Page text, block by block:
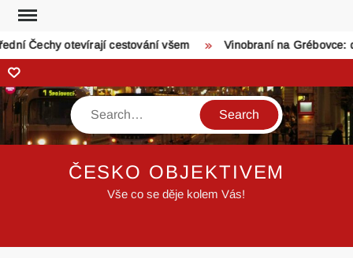
Skip
content
Čechy otevírají cestování všem Vinobraní na Grébovce:
Zonerama
Search
ČESKO OBJEKTIVEM
Vše co se děje kolem Vás!